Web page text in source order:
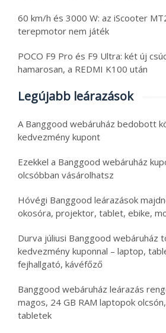
60 km/h és 3000 W: az iScooter
terepmotor nem játék
POCO F9 Pro és F9 Ultra: két új
hamarosan, a REDMI K100 után
Legújabb leárazások
A Banggood webáruház bedobott
kedvezmény kupont
Ezekkel a Banggood webáruház
olcsóbban vásárolhatsz
Hóvégi Banggood leárazások
okosóra, projektor, tablet, ebike,
Durva júliusi Banggood webáruház
kedvezmény kuponnal – laptop,
fejhallgató, kávéfőző
Banggood webáruház leárazás
magos, 24 GB RAM laptopok
tabletek